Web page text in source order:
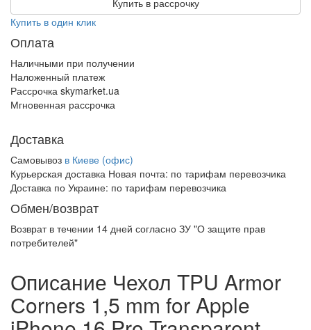
Купить в рассрочку
Купить в один клик
Оплата
Наличными при получении
Наложенный платеж
Рассрочка skymarket.ua
Мгновенная рассрочка
Доставка
Самовывоз в Киеве (офис)
Курьерская доставка Новая почта: по тарифам перевозчика
Доставка по Украине: по тарифам перевозчика
Обмен/возврат
Возврат в течении 14 дней согласно ЗУ "О защите прав
потребителей"
Описание Чехол TPU Armor
Сorners 1,5 mm for Apple